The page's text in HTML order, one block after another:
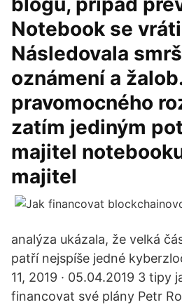
Notebook se
Následovala
oznámení a
pravomocného
zatím jediným
majitel
majitel
analýza ukázala, že velká
patří nejspíše jedné
11, 2019 · 05.04.2019 3 tipy
financovat své plány Petr